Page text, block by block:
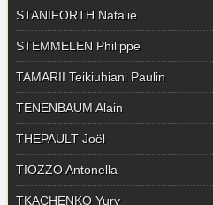
STANIFORTH Natalie
STEMMELEN Philippe
TAMARII Teikiuhiani Paulin
TENENBAUM Alain
THEPAULT Joël
TIOZZO Antonella
TKACHENKO Yury